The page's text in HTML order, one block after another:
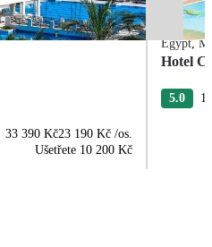
33 390 Kč23 190 Kč /os.
Ušetřete 10 200 Kč
Egypt,
Hotel
5.0